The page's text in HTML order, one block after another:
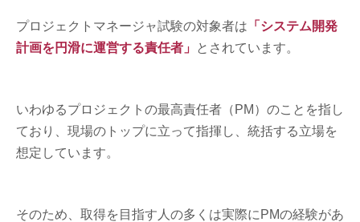
プロジェクトマネージャ試験の対象者は 「システム開発
計画を円滑に運営する責任者」 とされています。
いわゆるプロジェクトの最高責任者（PM）のことを指し
ており、現場のトップに立って指揮し、統括する立場を
想定しています。
そのため、取得を目指す人の多くは実際にPMの経験があ